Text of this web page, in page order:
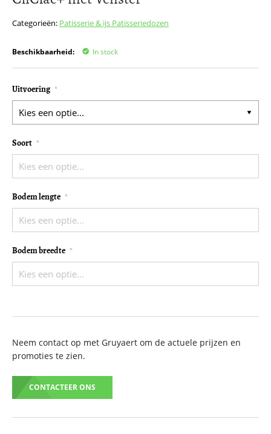
Categorieën: Patisserie & ijs Patisseriedozen
Beschikbaarheid: In stock
Uitvoering
Soort
Bodem lengte
Bodem breedte
Neem contact op met Gruyaert om de actuele prijzen en
promoties te zien.
CONTACTEER ONS
begin
afbeeldingen-
gallerij